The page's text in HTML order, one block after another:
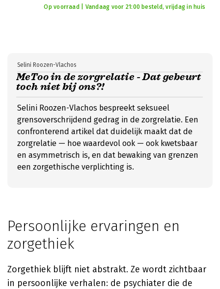
Op voorraad | Vandaag voor 21:00 besteld, vrijdag in huis
MeToo in de zorgrelatie - Dat gebeurt
toch niet bij ons?!
Selini Roozen-Vlachos
Selini Roozen-Vlachos bespreekt seksueel
grensoverschrijdend gedrag in de zorgrelatie. Een
confronterend artikel dat duidelijk maakt dat de
zorgrelatie — hoe waardevol ook — ook kwetsbaar
en asymmetrisch is, en dat bewaking van grenzen
een zorgethische verplichting is.
Persoonlijke ervaringen en
zorgethiek
Zorgethiek blijft niet abstrakt. Ze wordt zichtbaar
in persoonlijke verhalen: de psychiater die de